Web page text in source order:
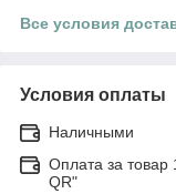
Все условия
Условия оплаты
Наличными
Оплата за товар
QR"